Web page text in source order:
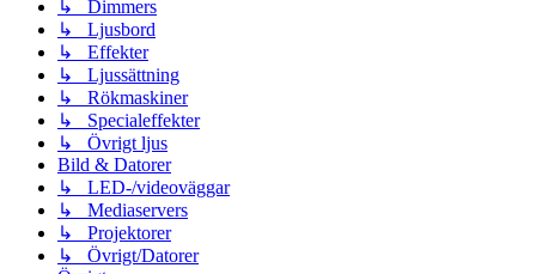
↳ Dimmers
↳ Ljusbord
↳ Effekter
↳ Ljussättning
↳ Rökmaskiner
↳ Specialeffekter
↳ Övrigt ljus
Bild & Datorer
↳ LED-/videoväggar
↳ Mediaservers
↳ Projektorer
↳ Övrigt/Datorer